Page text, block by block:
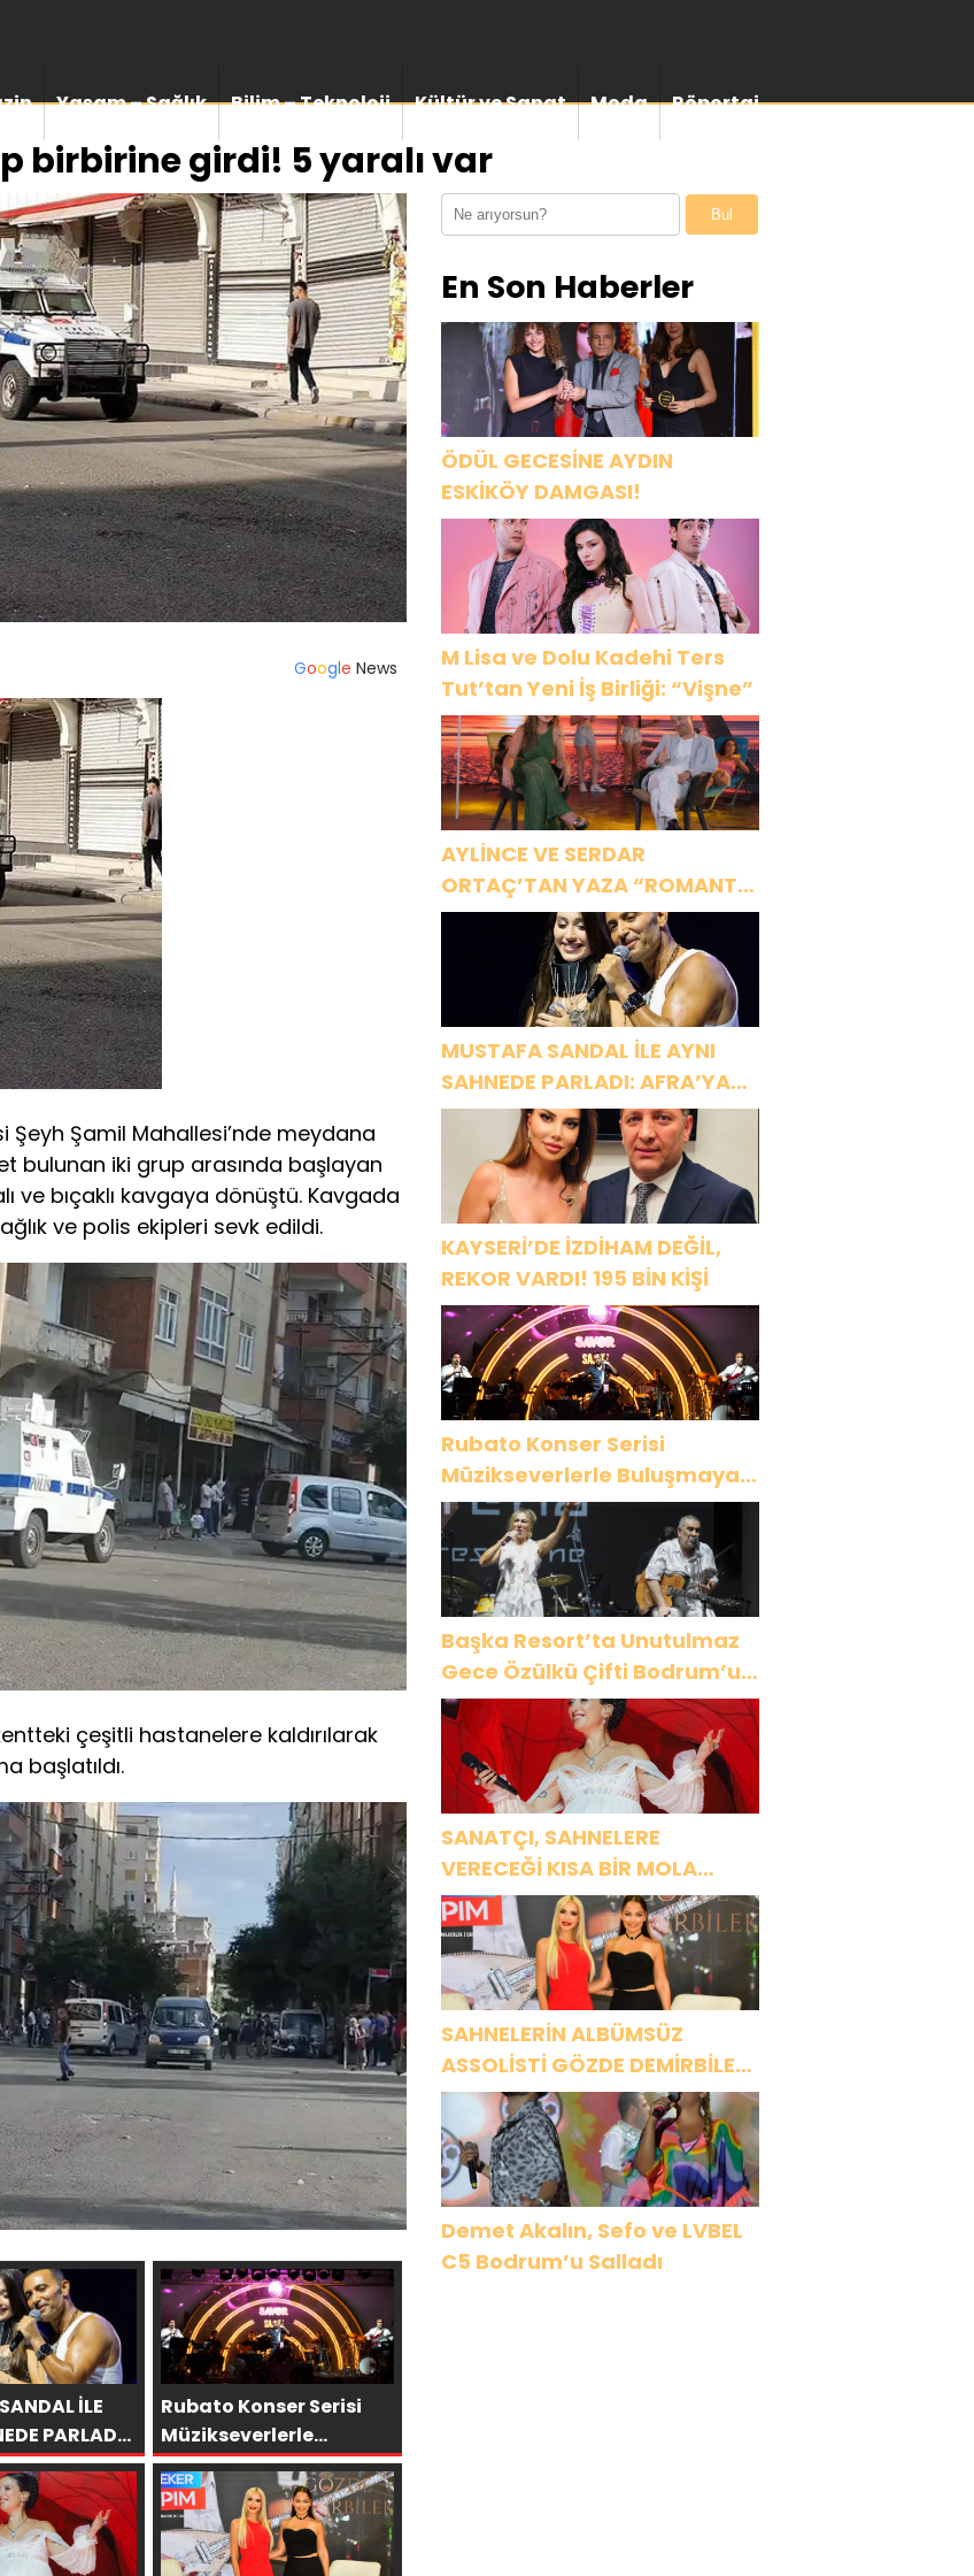
Yaşam – Sağlık Bilim – Teknoloji Kültür ve Sanat Moda Röportaj
birbirine girdi! 5 yaralı var
Google News
Şamil Mahallesi’nde meydana
bulunan iki grup arasında başlayan
ve bıçaklı kavgaya dönüştü. Kavgada
ve polis ekipleri sevk edildi.
çeşitli hastanelere kaldırılarak
başlatıldı.
İLE
PARLADI:
Rubato Konser Serisi
Müzikseverlerle
Buluşmaya Devam
Ediyor
Bul
En Son Haberler
ÖDÜL GECESİNE AYDIN
ESKİKÖY DAMGASI!
M Lisa ve Dolu Kadehi Ters
Tut’tan Yeni İş Birliği: “Vişne”
AYLİNCE VE SERDAR
ORTAÇ’TAN YAZA “ROMANTİK
AŞK” BOMBASI!
MUSTAFA SANDAL İLE AYNI
SAHNEDE PARLADI: AFRA’YA
HARBİYE’DE BÜYÜK ALKIŞ
KAYSERİ’DE İZDİHAM DEĞİL,
REKOR VARDI! 195 BİN KİŞİ
Rubato Konser Serisi
Müzikseverlerle Buluşmaya
Devam Ediyor
Başka Resort’ta Unutulmaz
Gece Özülkü Çifti Bodrum’u
Büyüledi
SANATÇI, SAHNELERE
VERECEĞİ KISA BİR MOLA
ÖNCESİ 13 AĞUSTOS’TA SON
KEZ HARBİYE’DE OLACAK!
SAHNELERİN ALBÜMSÜZ
ASSOLİSTİ GÖZDE DEMİRBİLEK,
NR1 MAGAZİN’DE: “SON
ASSOLİST OLARAK VAR
OLACAĞIM!”
Demet Akalın, Sefo ve LVBEL
C5 Bodrum’u Salladı